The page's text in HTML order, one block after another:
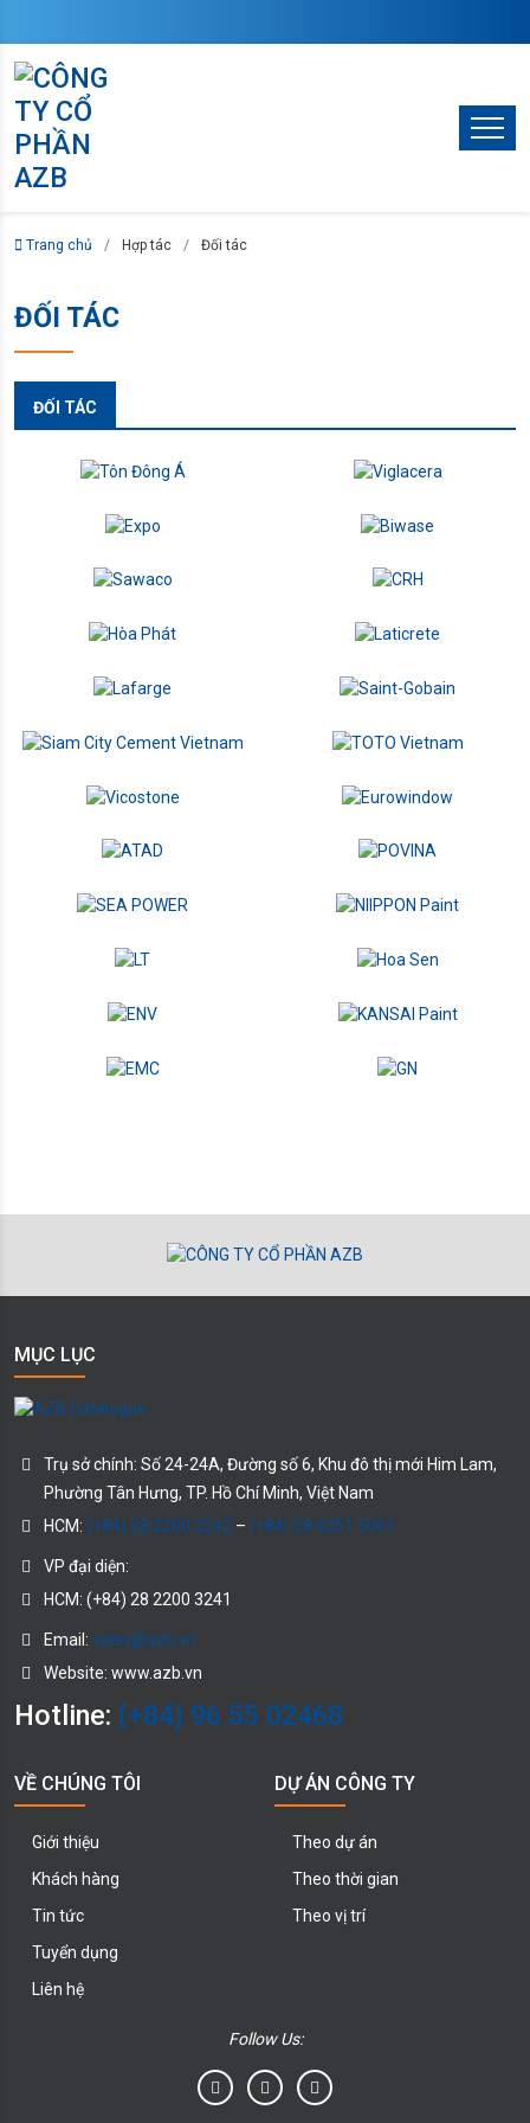
Trang chủ Hợp tác Đối tác
ĐỐI TÁC
ĐỐI TÁC
MỤC LỤC
Trụ sở chính: Số 24-24A, Đường số 6, Khu đô thị mới Him Lam,
Phường Tân Hưng, TP. Hồ Chí Minh, Việt Nam
HCM: (+84) 28 2200 3242 – (+84) 28 6251 5061
VP đại diện:
HCM: (+84) 28 2200 3241
Email: sales@azb.vn
Website: www.azb.vn
Hotline: (+84) 96 55 02468
VỀ CHÚNG TÔI
Giới thiệu
Khách hàng
Tin tức
Tuyển dụng
Liên hệ
DỰ ÁN CÔNG TY
Theo dự án
Theo thời gian
Theo vị trí
Follow Us: